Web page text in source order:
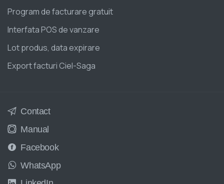
Program de facturare gratuit
Interfata POS de vanzare
Lot produs, data expirare
Export facturi Ciel-Saga
Contact
Manual
Facebook
WhatsApp